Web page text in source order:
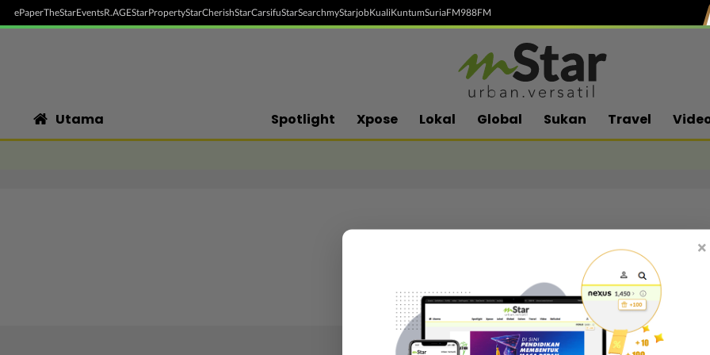
ePaperTheStarEventsR.AGEStarPropertyStarCherishStarCarsifuStarSearchmyStarjobKualiKuntumSuriaFM988FM
Utama Spotlight Xpose Lokal Global Sukan Travel
Follow media sosial kami
×